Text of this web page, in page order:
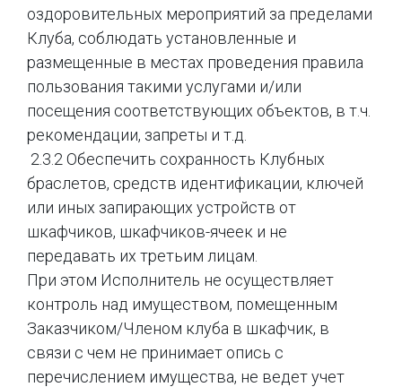
оздоровительных мероприятий за пределами
Клуба, соблюдать установленные и
размещенные в местах проведения правила
пользования такими услугами и/или
посещения соответствующих объектов, в т.ч.
рекомендации, запреты и т.д.
2.3.2 Обеспечить сохранность Клубных
браслетов, средств идентификации, ключей
или иных запирающих устройств от
шкафчиков, шкафчиков-ячеек и не
передавать их третьим лицам.
При этом Исполнитель не осуществляет
контроль над имуществом, помещенным
Заказчиком/Членом клуба в шкафчик, в
связи с чем не принимает опись с
перечислением имущества, не ведет учет